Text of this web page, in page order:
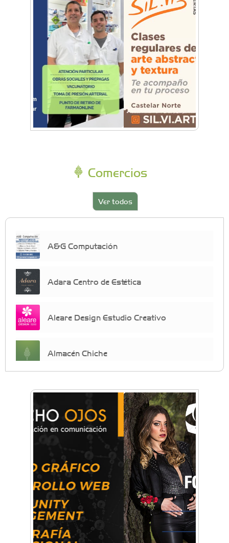
Comercios
Ver todos
A&G Computación
Adara Centro de Estética
Aleare Design Estudio Creativo
Almacén Chiche
crecimiento personal
Arq. Horacio Alejandro Sánchez
Artística ApasionArte
Artística Catalina
Artística Veral